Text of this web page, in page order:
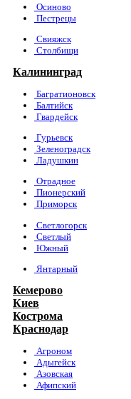
Осиново
Пестрецы
Свияжск
Столбищи
Калининград
Багратионовск
Балтийск
Гвардейск
Гурьевск
Зеленоградск
Ладушкин
Отрадное
Пионерский
Приморск
Светлогорск
Светлый
Южный
Янтарный
Кемерово
Киев
Кострома
Краснодар
Агроном
Адыгейск
Азовская
Афипский